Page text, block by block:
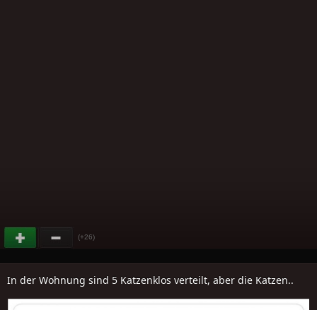
(+26)
In der Wohnung sind 5 Katzenklos verteilt, aber die Katzen..